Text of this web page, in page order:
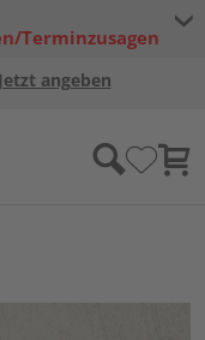
Terminzusagen
Jetzt angeben